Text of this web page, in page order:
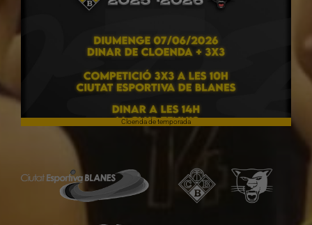
Cloenda de temporada